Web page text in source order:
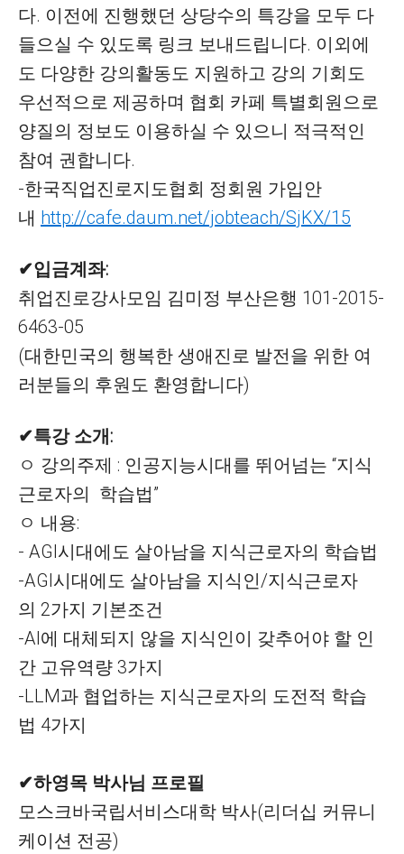
다. 이전에 진행했던 상당수의 특강을 모두 다
들으실 수 있도록 링크 보내드립니다. 이외에
도 다양한 강의활동도 지원하고 강의 기회도
우선적으로 제공하며 협회 카페 특별회원으로
양질의 정보도 이용하실 수 있으니 적극적인
참여 권합니다.
-한국직업진로지도협회 정회원 가입안
내 http://cafe.daum.net/jobteach/SjKX/15
✔입금계좌:
취업진로강사모임 김미정 부산은행 101-2015-
6463-05
(대한민국의 행복한 생애진로 발전을 위한 여
러분들의 후원도 환영합니다)
✔특강 소개:
ㅇ 강의주제 : 인공지능시대를 뛰어넘는 “지식
근로자의 학습법”
ㅇ 내용:
- AGI시대에도 살아남을 지식근로자의 학습법
-AGI시대에도 살아남을 지식인/지식근로자
의 2가지 기본조건
-AI에 대체되지 않을 지식인이 갖추어야 할 인
간 고유역량 3가지
-LLM과 협업하는 지식근로자의 도전적 학습
법 4가지
✔하영목 박사님 프로필
모스크바국립서비스대학 박사(리더십 커뮤니
케이션 전공)